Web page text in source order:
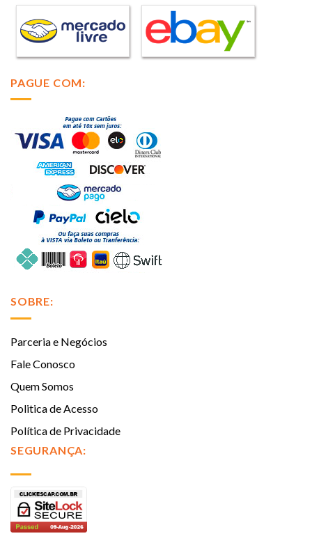
PAGUE COM:
SOBRE:
Parceria e Negócios
Fale Conosco
Quem Somos
Politica de Acesso
Política de Privacidade
SEGURANÇA: